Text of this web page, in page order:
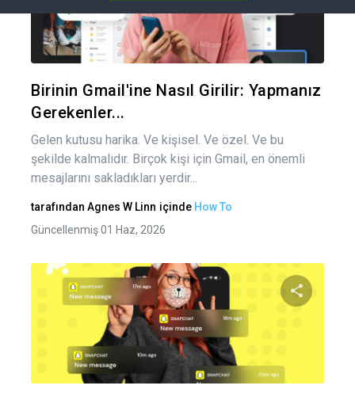
Birinin Gmail'ine Nasıl Girilir: Yapmanız
Gerekenler...
Gelen kutusu harika. Ve kişisel. Ve özel. Ve bu
şekilde kalmalıdır. Birçok kişi için Gmail, en önemli
mesajlarını sakladıkları yerdir...
tarafından Agnes W Linn içinde How To
Güncellenmiş 01 Haz, 2026